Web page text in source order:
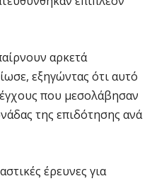
αρκετά
εξηγώντας ότι αυτό
που μεσολάβησαν
της επιδότησης ανά
έρευνες για